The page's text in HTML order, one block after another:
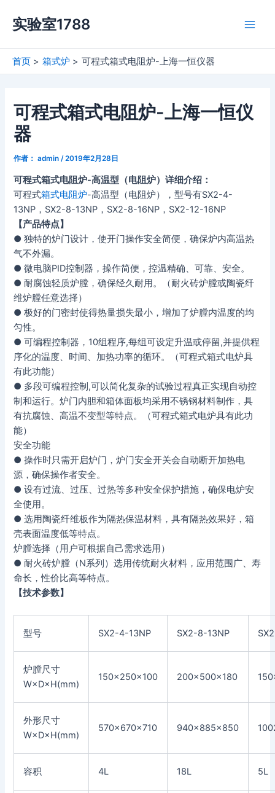
容
实验室1788
首页 箱式炉 可程式箱式电阻炉-上海一恒仪器
可程式箱式电阻炉-上海一恒仪
器
作者： admin /2019年2月28日
可程式箱式电阻炉-高温型（电阻炉）详细介绍：
可程式箱式电阻炉-高温型（电阻炉），型号有SX2-4-
13NP，SX2-8-13NP，SX2-8-16NP，SX2-12-16NP
【产品特点】
● 独特的炉门设计，使开门操作安全简便，确保炉内高温热
气不外漏。
● 微电脑PID控制器，操作简便，控温精确、可靠、安全。
● 耐腐蚀轻质炉膛，确保经久耐用。（耐火砖炉膛或陶瓷纤
维炉膛任意选择）
● 极好的门密封使得热量损失最小，增加了炉膛内温度的均
匀性。
● 可编程控制器，10组程序,每组可设定升温或停留,并提供程
序化的温度、时间、加热功率的循环。（可程式箱式电炉具
有此功能）
● 多段可编程控制,可以简化复杂的试验过程真正实现自动控
制和运行。炉门内胆和箱体面板均采用不锈钢材料制作，具
有抗腐蚀、高温不变型等特点。（可程式箱式电炉具有此功
能）
安全功能
● 操作时只需开启炉门，炉门安全开关会自动断开加热电
源，确保操作者安全。
● 设有过流、过压、过热等多种安全保护措施，确保电炉安
全使用。
● 选用陶瓷纤维板作为隔热保温材料，具有隔热效果好，箱
壳表面温度低等特点。
炉膛选择（用户可根据自己需求选用）
● 耐火砖炉膛（N系列）选用传统耐火材料，应用范围广、寿
命长，性价比高等特点。
【技术参数】
型号 SX2-4-13NP SX2-8-13NP
炉膛尺寸
W×D×H(mm)
150×250×100 200×500×180
外形尺寸
W×D×H(mm)
570×670×710 940×885×850
容积 4L 18L 5L